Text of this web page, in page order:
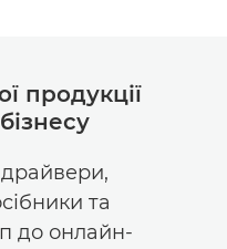
продукції
та
до онлайн-